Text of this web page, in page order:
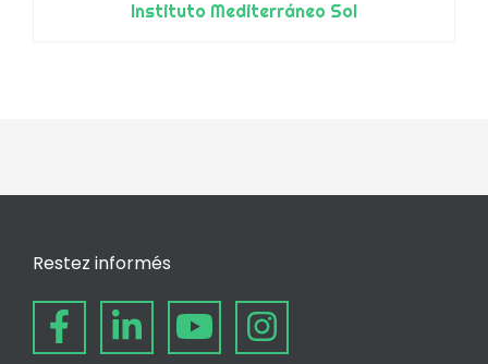
Instituto Mediterráneo Sol
Restez informés